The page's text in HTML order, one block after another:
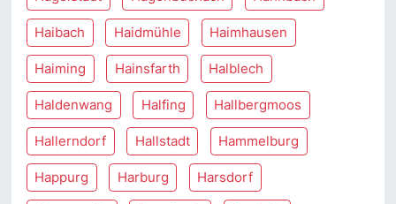
Haibach Haidmühle Haimhausen
Haiming Hainsfarth Halblech
Haldenwang Halfing Hallbergmoos
Hallerndorf Hallstadt Hammelburg
Happurg Harburg Harsdorf